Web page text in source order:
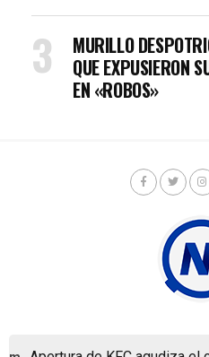
MURILLO
QUE EXPUSIERON
EN «ROBOS»